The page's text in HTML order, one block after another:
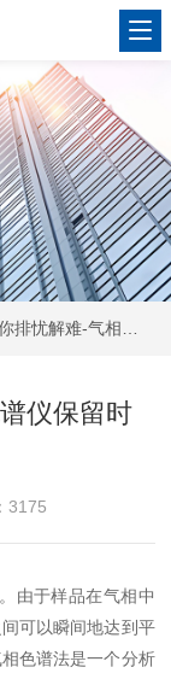
相色谱仪保留时间不重复
仪保留时
3175
由于样品在气相中
可以瞬间地达到平
色谱法是一个分析